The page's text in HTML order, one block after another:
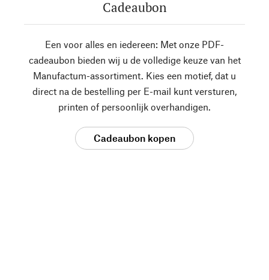
Cadeaubon
Een voor alles en iedereen: Met onze PDF-
cadeaubon bieden wij u de volledige keuze van het
Manufactum-assortiment. Kies een motief, dat u
direct na de bestelling per E-mail kunt versturen,
printen of persoonlijk overhandigen.
Cadeaubon kopen